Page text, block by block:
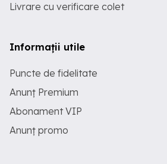
Livrare cu verificare colet
Informații utile
Puncte de fidelitate
Anunț Premium
Abonament VIP
Anunț promo